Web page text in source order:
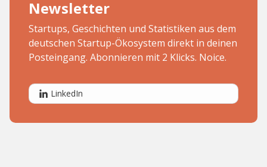
Newsletter
Startups, Geschichten und Statistiken aus dem
deutschen Startup-Ökosystem direkt in deinen
Posteingang. Abonnieren mit 2 Klicks. Noice.
LinkedIn